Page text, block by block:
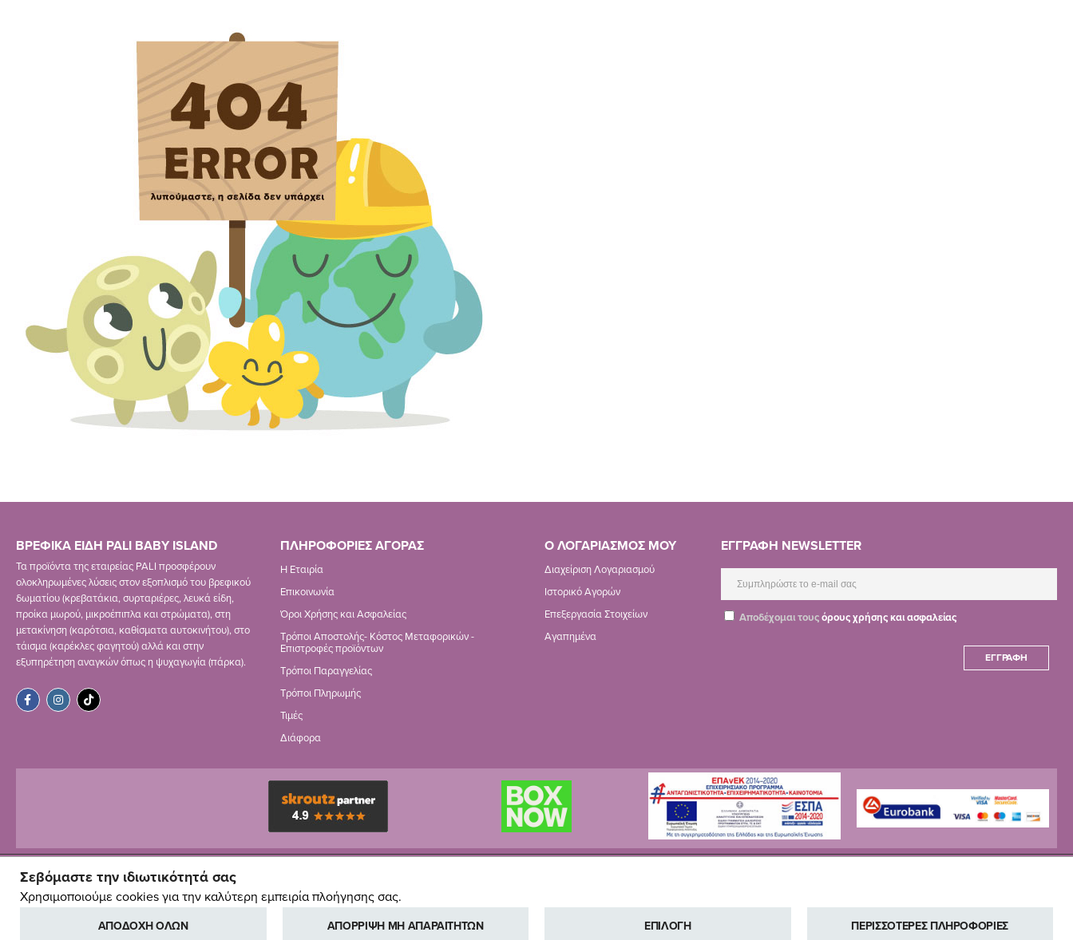
ΒΡΕΦΙΚΑ ΕΙΔΗ PALI BABY ISLAND
Τα προϊόντα της εταιρείας PALI προσφέρουν
ολοκληρωμένες λύσεις στον εξοπλισμό του βρεφικού
δωματίου (κρεβατάκια, συρταριέρες, λευκά είδη,
προίκα μωρού, μικροέπιπλα και στρώματα), στη
μετακίνηση (καρότσια, καθίσματα αυτοκινήτου), στο
τάισμα (καρέκλες φαγητού) αλλά και στην
εξυπηρέτηση αναγκών όπως η ψυχαγωγία (πάρκα).
ΠΛΗΡΟΦΟΡΙΕΣ ΑΓΟΡΑΣ
Η Εταιρία
Επικοινωνία
Όροι Χρήσης και Ασφαλείας
Τρόποι Αποστολής- Κόστος Μεταφορικών -
Επιστροφές προϊόντων
Τρόποι Παραγγελίας
Τρόποι Πληρωμής
Τιμές
Διάφορα
Ο ΛΟΓΑΡΙΑΣΜΟΣ ΜΟΥ
Διαχείριση Λογαριασμού
Ιστορικό Αγορών
Επεξεργασία Στοιχείων
Αγαπημένα
ΕΓΓΡΑΦΗ NEWSLETTER
Αποδέχομαι τουςόρους χρήσης και ασφαλείας
ΕΓΓΡΑΦΉ
Σεβόμαστε την ιδιωτικότητά σας
Χρησιμοποιούμε cookies για την καλύτερη εμπειρία πλοήγησης σας.
ΑΠΟΔΟΧΗ ΟΛΩΝ ΑΠΟΡΡΙΨΗ ΜΗ ΑΠΑΡΑΙΤΗΤΩΝ ΕΠΙΛΟΓΗ ΠΕΡΙΣΣΟΤΕΡΕΣ ΠΛΗΡΟΦΟΡΙΕΣ